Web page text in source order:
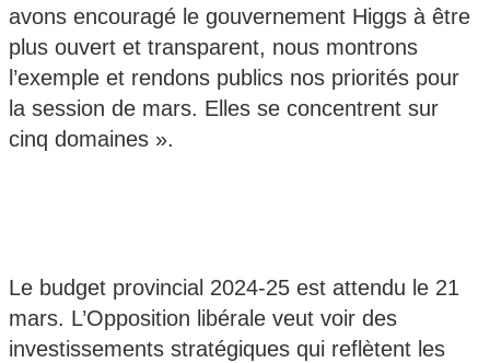
avons encouragé le gouvernement Higgs à être
plus ouvert et transparent, nous montrons
l’exemple et rendons publics nos priorités pour
la session de mars. Elles se concentrent sur
cinq domaines ».
Le budget provincial 2024-25 est attendu le 21
mars. L’Opposition libérale veut voir des
investissements stratégiques qui reflètent les